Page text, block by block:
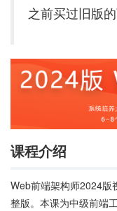
之前买过旧版
课程介绍
Web前端架构师2024版
整版。本课为中级前端